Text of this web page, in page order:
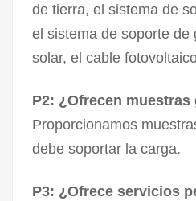
de tierra, el sistema de
el sistema de soporte de
solar, el cable
P2: ¿Ofrecen muestras
Proporcionamos
debe soportar la carga.
P3: ¿Ofrece servicios